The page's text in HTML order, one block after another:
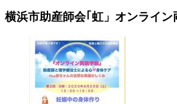
横浜市助産師会｢虹」オンライン